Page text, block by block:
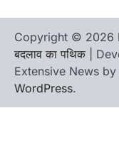
Copyright © 2026
बदलाव का पथिक |
Extensive News by
WordPress.